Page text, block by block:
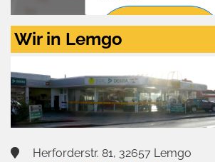
Zustimmen
aktivieren
Wir in Lemgo
Herforderstr. 81, 32657 Lemgo